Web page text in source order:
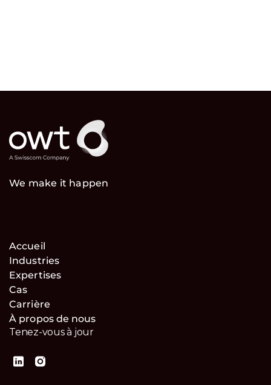
We make it happen
Accueil
Industries
Expertises
Cas
Carrière
À propos de nous
Tenez-vous à jour